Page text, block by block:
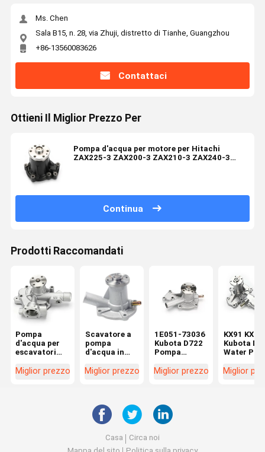
Ms. Chen
Sala B15, n. 28, via Zhuji, distretto di Tianhe, Guangzhou
+86-13560083626
Contattaci
Ottieni Il Miglior Prezzo Per
Pompa d'acqua per motore per Hitachi
ZAX225-3 ZAX200-3 ZAX210-3 ZAX240-3
Continua
Prodotti Raccomandati
Pompa
d'acqua per
escavatori
Doosan DX55
Miglior prezzo
Scavatore a
pompa
d'acqua in
Kubota KX016
Miglior prezzo
1E051-73036
Kubota D722
Pompa
D662 D902
Miglior prezzo
KX91
Kubota
Water
1A051-
Miglior
Casa
Circa noi